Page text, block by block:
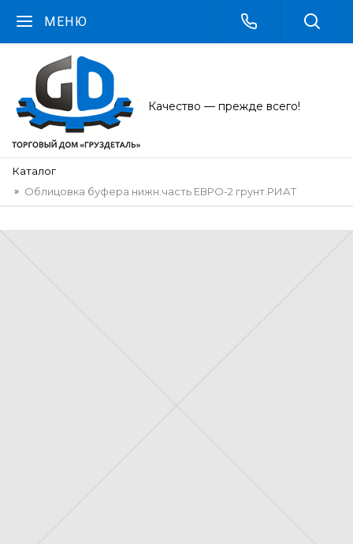
МЕНЮ
Качество — прежде всего!
Каталог
Облицовка буфера нижн.часть ЕВРО-2 грунт.РИАТ